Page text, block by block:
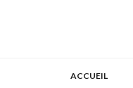
ACCUEIL